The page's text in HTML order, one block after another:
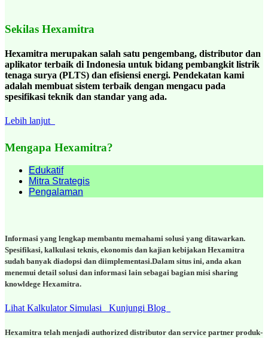
Sekilas Hexamitra
Hexamitra merupakan salah satu pengembang, distributor dan
aplikator terbaik di Indonesia untuk bidang pembangkit listrik
tenaga surya (PLTS) dan efisiensi energi. Pendekatan kami
adalah membuat sistem terbaik dengan mengacu pada
spesifikasi teknik dan standar yang ada.
Lebih lanjut
Mengapa Hexamitra?
Edukatif
Mitra Strategis
Pengalaman
Informasi yang lengkap membantu memahami solusi yang ditawarkan.
Spesifikasi, kalkulasi teknis, ekonomis dan kajian kebijakan Hexamitra
sudah banyak diadopsi dan diimplementasi.Dalam situs ini, anda akan
menemui detail solusi dan informasi lain sebagai bagian misi sharing
knowldege Hexamitra.
Lihat Kalkulator Simulasi Kunjungi Blog
Hexamitra telah menjadi authorized distributor dan service partner produk-